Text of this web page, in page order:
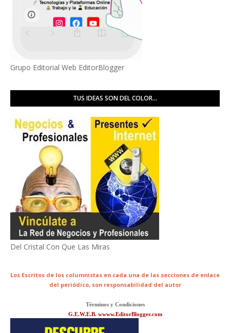
Grupo Editorial Web EditorBlogger
TUS IDEAS SON DEL COLOR...
Del Cristal Con Que Las Miras
Los Escritos de los columnistas en cada una de las secciones de enlace
del periódico, son responsabilidad del autor
Términos y Condiciones
G.E.W.E.B. wwww.EditorBlogger.com